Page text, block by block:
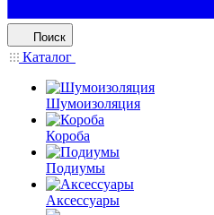
Поиск
Каталог
Шумоизоляция
Короба
Подиумы
Аксессуары